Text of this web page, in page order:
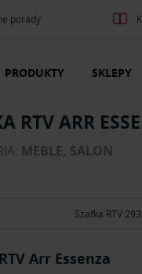
porady
PRODUKTY SKLEPY
RTV ARR
MEBLE, SALON
Szafka RTV
Arr Essenza